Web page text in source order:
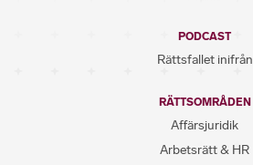
PODCAST
Rättsfallet inifrån
RÄTTSOMRÅDEN
Affärsjuridik
Arbetsrätt & HR